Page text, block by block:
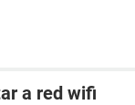
a red wifi